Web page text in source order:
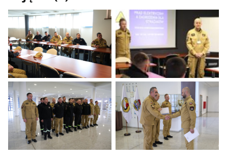
Pokaż
zdjęcie
1
z
galerii.
Pokaż
zdjęcie
2
galerii.